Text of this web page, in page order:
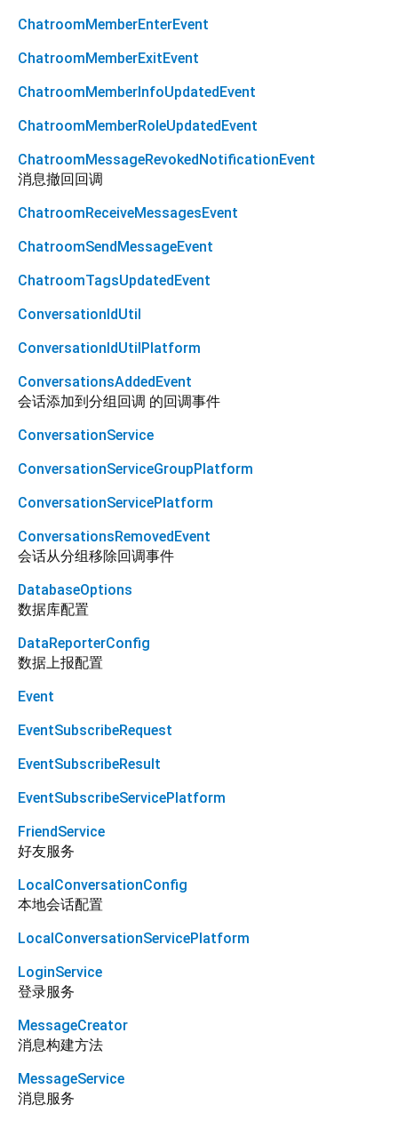
ChatroomMemberEnterEvent
ChatroomMemberExitEvent
ChatroomMemberInfoUpdatedEvent
ChatroomMemberRoleUpdatedEvent
ChatroomMessageRevokedNotificationEvent
消息撤回回调
ChatroomReceiveMessagesEvent
ChatroomSendMessageEvent
ChatroomTagsUpdatedEvent
ConversationIdUtil
ConversationIdUtilPlatform
ConversationsAddedEvent
会话添加到分组回调 的回调事件
ConversationService
ConversationServiceGroupPlatform
ConversationServicePlatform
ConversationsRemovedEvent
会话从分组移除回调事件
DatabaseOptions
数据库配置
DataReporterConfig
数据上报配置
Event
EventSubscribeRequest
EventSubscribeResult
EventSubscribeServicePlatform
FriendService
好友服务
LocalConversationConfig
本地会话配置
LocalConversationServicePlatform
LoginService
登录服务
MessageCreator
消息构建方法
MessageService
消息服务